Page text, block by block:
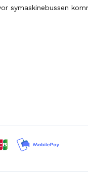
symaskinebussen